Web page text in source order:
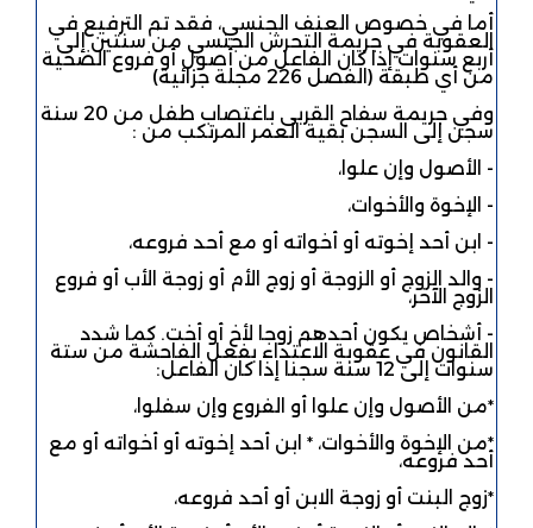
أما في خصوص العنف الجنسي، فقد تم الترفيع في
العقوبة في جريمة التحرش الجنسي من سنتين إلى
أربع سنوات إذا كان الفاعل من أصول أو فروع الضحية
من أي طبقة (الفصل 226 مجلة جزائية)
وفي جريمة سفاح القربى باغتصاب طفل من 20 سنة
سجن إلى السجن بقية العمر المرتكب من :
- الأصول وإن علوا،
- الإخوة والأخوات،
- ابن أحد إخوته أو أخواته أو مع أحد فروعه،
- والد الزوج أو الزوجة أو زوج الأم أو زوجة الأب أو فروع
الزوج الآخر،
- أشخاص يكون أحدهم زوجا لأخ أو أخت. كما شدد
القانون في عقوبة الاعتداء بفعل الفاحشة من ستة
سنوات إلى 12 سنة سجنا إذا كان الفاعل:
٭من الأصول وإن علوا أو الفروع وإن سفلوا،
٭من الإخوة والأخوات، ٭ ابن أحد إخوته أو أخواته أو مع
أحد فروعه،
٭زوج البنت أو زوجة الابن أو أحد فروعه،